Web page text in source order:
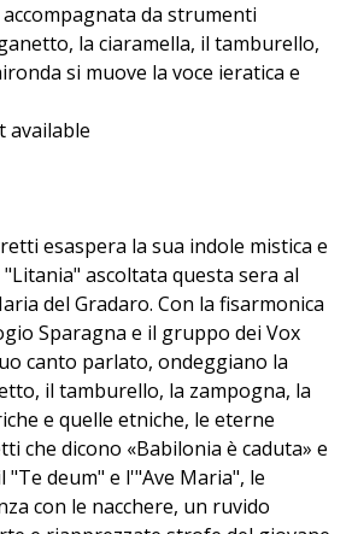
da strumenti
la ciaramella, il tamburello,
si muove la voce ieratica e
e il gruppo Vox Clara generando
ghironda, violino; Lorenzo
Annarita Colaianni: soprano;
Vittorio F. D'Amico: tenore;
available
esaspera la sua indole mistica e
ascoltata questa sera al
del Gradaro. Con la fisarmonica
Sparagna e il gruppo dei Vox
canto parlato, ondeggiano la
il tamburello, la zampogna, la
e quelle etniche, le eterne
che dicono «Babilonia è caduta» e
"Te deum" e l'"Ave Maria", le
con le nacchere, un ruvido